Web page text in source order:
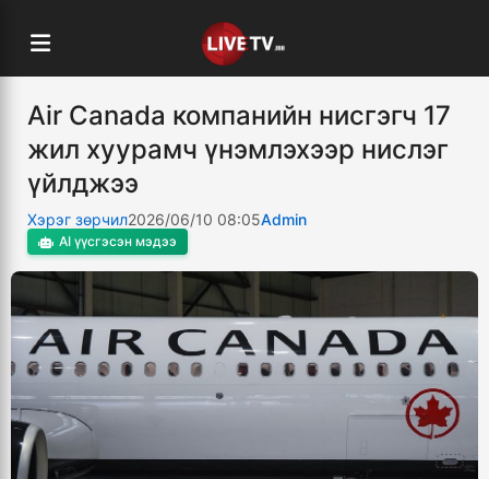
Air Canada компанийн нисгэгч 17
жил хуурамч үнэмлэхээр нислэг
үйлджээ
Хэрэг зөрчил2026/06/10 08:05Admin
AI үүсгэсэн мэдээ